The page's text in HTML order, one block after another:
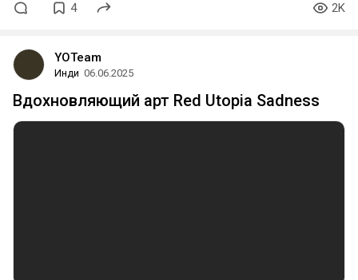
4 2K
YOTeam
Инди 06.06.2025
Вдохновляющий арт Red Utopia Sadness